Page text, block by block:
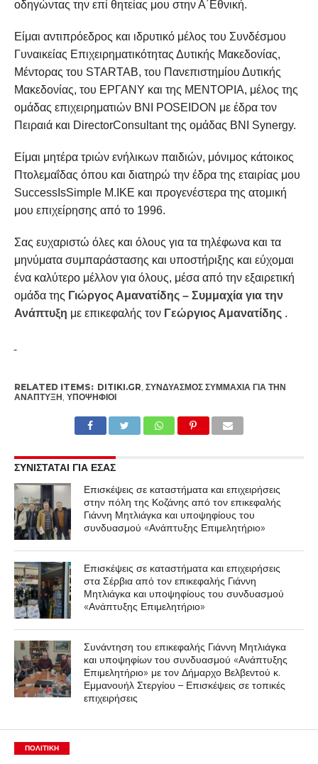
οδηγώντας την επί θητείας μου στην Α΄Εθνική.
Είμαι αντιπρόεδρος και ιδρυτικό μέλος του Συνδέσμου
Γυναικείας Επιχειρηματικότητας Δυτικής Μακεδονίας,
Μέντορας του STARTAB, του Πανεπιστημίου Δυτικής
Μακεδονίας, του ΕΡΓΑΝΥ και της ΜΕΝΤΟΡΙΑ, μέλος της
ομάδας επιχειρηματιών ΒΝΙ POSEIDON με έδρα τον
Πειραιά και DirectorConsultant της ομάδας BNI Synergy.
Είμαι μητέρα τριών ενήλικων παιδιών, μόνιμος κάτοικος
Πτολεμαΐδας όπου και διατηρώ την έδρα της εταιρίας μου
SuccessIsSimple M.ΙΚΕ και προγενέστερα της ατομική
μου επιχείρησης από το 1996.
Σας ευχαριστώ όλες και όλους για τα τηλέφωνα και τα
μηνύματα συμπαράστασης και υποστήριξης και εύχομαι
ένα καλύτερο μέλλον για όλους, μέσα από την εξαιρετική
ομάδα της Γιώργος Αμανατίδης – Συμμαχία για την
Ανάπτυξη με επικεφαλής τον Γεώργιος Αμανατίδης.
RELATED ITEMS: DITIKI.GR ΣΥΝΔΥΑΣΜΌΣ ΣΥΜΜΑΧΊΑ ΓΙΑ ΤΗΝ
ΑΝΆΠΤΥΞΗ ΥΠΟΨΉΦΙΟΙ
ΣΥΝΙΣΤΑΤΑΙ ΓΙΑ ΕΣΑΣ
Επισκέψεις σε καταστήματα και επιχειρήσεις
στην πόλη της Κοζάνης από τον επικεφαλής
Γιάννη Μητλιάγκα και υποψηφίους του
συνδυασμού «Ανάπτυξης Επιμελητήριο»
Επισκέψεις σε καταστήματα και επιχειρήσεις
στα Σέρβια από τον επικεφαλής Γιάννη
Μητλιάγκα και υποψηφίους του συνδυασμού
«Ανάπτυξης Επιμελητήριο»
Συνάντηση του επικεφαλής Γιάννη Μητλιάγκα
και υποψηφίων του συνδυασμού «Ανάπτυξης
Επιμελητήριο» με τον Δήμαρχο Βελβεντού κ.
Εμμανουήλ Στεργίου – Επισκέψεις σε τοπικές
επιχειρήσεις
ΠΟΛΙΤΙΚΉ